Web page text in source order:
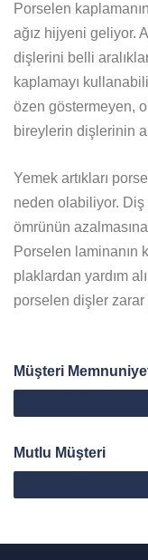
Porselen
ağız hijyeni geliyor.
dişlerini belli
kaplamayı
özen göstermeyen,
bireylerin dişlerinin
Yemek artıkları
neden olabiliyor. Diş
ömrünün
Porselen laminanın
plaklardan yardım
porselen dişler zarar
Müşteri
Mutlu Müşteri